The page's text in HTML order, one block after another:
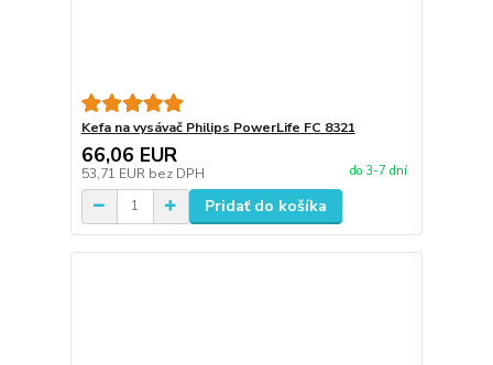
Kefa na vysávač Philips PowerLife FC 8321
66,06 EUR
53,71 EUR bez DPH do 3-7 dní
Pridať do košíka